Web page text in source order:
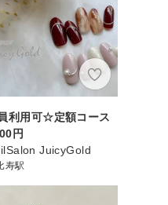
利用可☆定額コース
円
JuicyGold
寿駅